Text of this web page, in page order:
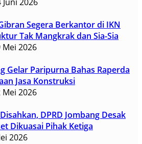
Segera Berkantor di IKN
Tak Mangkrak dan Sia-Sia
Mei 2026
Gelar Paripurna Bahas Raperda
Jasa Konstruksi
Mei 2026
DPRD Jombang Desak
Dikuasai Pihak Ketiga
2026